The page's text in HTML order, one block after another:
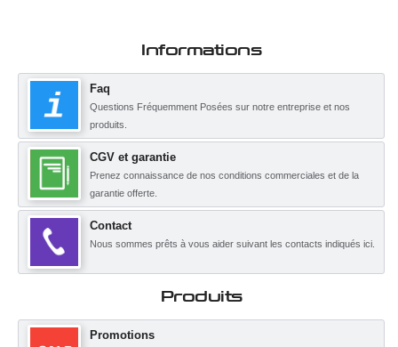
Informations
Faq
Questions Fréquemment Posées sur notre entreprise et nos
produits.
CGV et garantie
Prenez connaissance de nos conditions commerciales et de la
garantie offerte.
Contact
Nous sommes prêts à vous aider suivant les contacts indiqués ici.
Produits
Promotions